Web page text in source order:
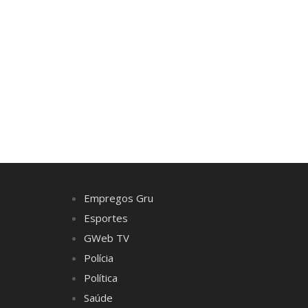
Empregos Gru
Esportes
GWeb TV
Polícia
Política
Saúde